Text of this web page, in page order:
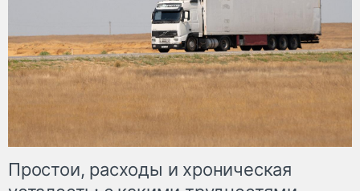
Простои, расходы и хроническая